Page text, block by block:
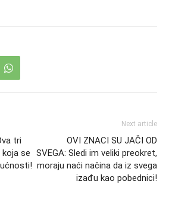
tri
se
Next article
OVI ZNACI SU JAČI OD
SVEGA: Sledi im veliki preokret,
moraju naći načina da iz svega
izađu kao pobednici!